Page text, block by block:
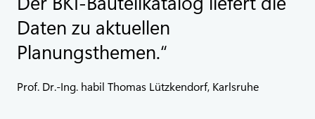
Daten zu aktuellen
Planungsthemen.
Prof. Dr.-Ing. habil Thomas Lützkendorf, Karlsruhe